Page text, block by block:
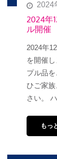
2024
2024年
ル開催
2024年
を開催
プル品
ひご家
さい。
もっ